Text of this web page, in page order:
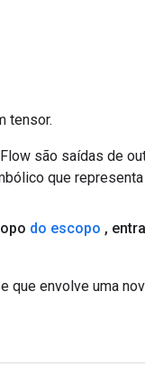
tensor.
são saídas de
que
do escopo ,
que envolve uma